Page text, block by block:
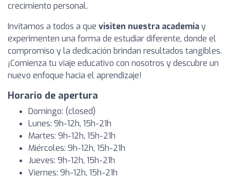
crecimiento personal.
Invitamos a todos a que visiten nuestra academiay
experimenten una forma de estudiar diferente, donde el
compromiso y la dedicación brindan resultados tangibles.
¡Comienza tu viaje educativo con nosotros y descubre un
nuevo enfoque hacia el aprendizaje!
Horario de apertura
Domingo: (closed)
Lunes: 9h-12h, 15h-21h
Martes: 9h-12h, 15h-21h
Miércoles: 9h-12h, 15h-21h
Jueves: 9h-12h, 15h-21h
Viernes: 9h-12h, 15h-21h